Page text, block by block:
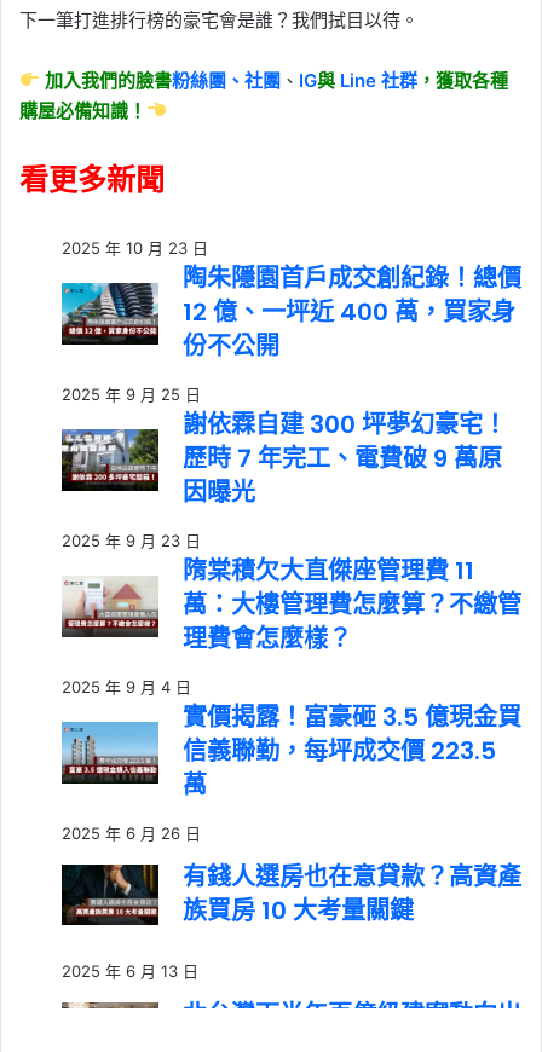
下一筆打進排行榜的豪宅會是誰？我們拭目以待。
加入我們的臉書粉絲團、社團 、 IG與 Line社群 ，獲取各種
購屋必備知識！
看更多新聞
2025 年 10 月 23 日
陶朱隱園首戶成交創紀錄！總價
12 億、一坪近 400 萬，買家身
份不公開
2025 年 9 月 25 日
謝依霖自建 300 坪夢幻豪宅！
歷時 7 年完工、電費破 9 萬原
因曝光
2025 年 9 月 23 日
隋棠積欠大直傑座管理費 11
萬：大樓管理費怎麼算？不繳管
理費會怎麼樣？
2025 年 9 月 4 日
實價揭露！富豪砸 3.5 億現金買
信義聯勤，每坪成交價 223.5
萬
2025 年 6 月 26 日
有錢人選房也在意貸款？高資產
族買房 10 大考量關鍵
2025 年 6 月 13 日
北台灣下半年百億級建案動向出